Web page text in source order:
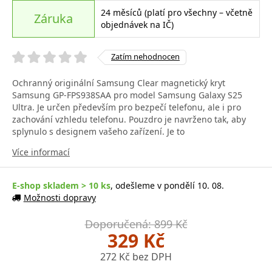
Záruka
24 měsíců (platí pro všechny – včetně
objednávek na IČ)
Zatím nehodnocen
Ochranný originální Samsung Clear magnetický kryt
Samsung GP-FPS938SAA pro model Samsung Galaxy S25
Ultra. Je určen především pro bezpečí telefonu, ale i pro
zachování vzhledu telefonu. Pouzdro je navrženo tak, aby
splynulo s designem vašeho zařízení. Je to
Více informací
E-shop skladem > 10 ks, odešleme v pondělí 10. 08.
Možnosti dopravy
Doporučená: 899 Kč
329 Kč
272 Kč bez DPH